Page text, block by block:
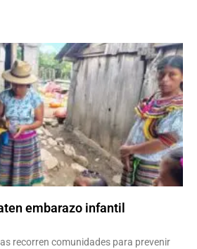
embarazo infantil
recorren comunidades para prevenir